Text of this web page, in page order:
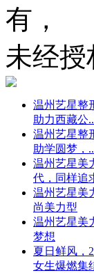
有，
未经
温州艺星整
助力西藏公
温州艺星整
助学圆梦，
温州艺星美
代，同样追
温州艺星美
尚美力型
温州艺星美
梦想
夏日鲜风，
女生爆燃集